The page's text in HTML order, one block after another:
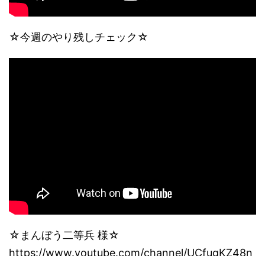
☆今週のやり残しチェック☆
☆まんぼう二等兵 様☆
https://www.youtube.com/channel/UCfugKZ48n